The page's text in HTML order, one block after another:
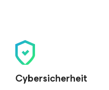
Cybersicherheit